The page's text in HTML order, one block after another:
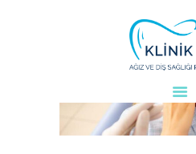
ANASAYFA
KURUMSAL